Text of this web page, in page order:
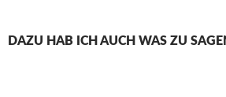
DAZU HAB ICH AUCH WAS ZU